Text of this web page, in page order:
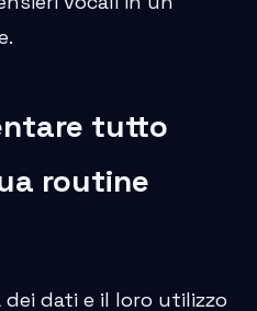
tutto
routine
dati e il loro utilizzo